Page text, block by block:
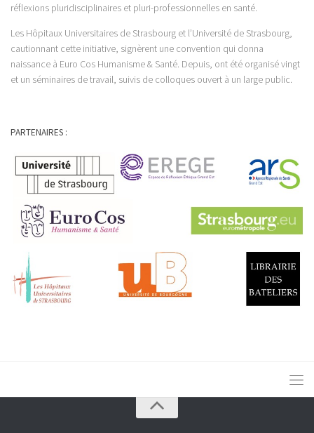
réflexions pluridisciplinaires et pluri-professionnelles en santé.
Les Hôpitaux Universitaires de Strasbourg et l’Université de Strasbourg,
cautionnant cette initiative, signèrent une convention qui donna
naissance à Euro Cos Humanisme & Santé. Depuis, ont été organisé vingt
et un séminaires de travail, suivis de colloques ouvert à un large public.
PARTENAIRES :